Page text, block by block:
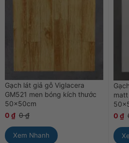
Gạch lát giả gỗ Viglacera
GM521 men bóng kích thước
50x50cm
0 ₫ 0₫
Xem Nhanh
0 ₫